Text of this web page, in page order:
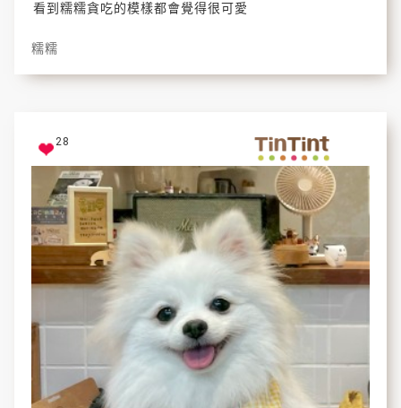
看到糯糯貪吃的模樣都會覺得很可愛
糯糯
28